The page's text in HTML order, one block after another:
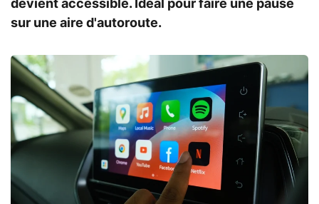
devient accessible. Idéal pour faire une pause
sur une aire d'autoroute.